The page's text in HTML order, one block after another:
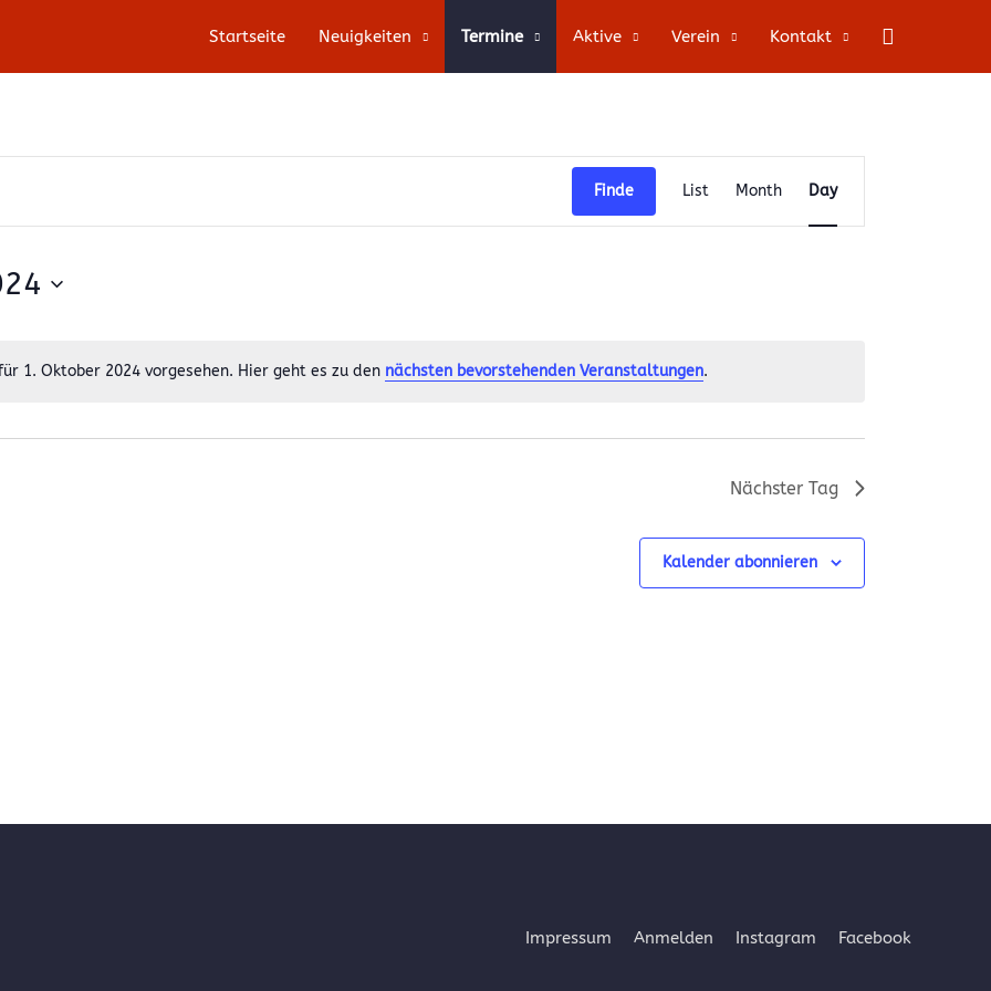
Startseite Neuigkeiten Termine Aktive Verein Kontakt Suche
Notice
1. Oktober 2024 vorgesehen. Hier geht es zu den nächsten bevorstehenden Veranstaltungen.
Finde
Veranstaltung
Ansichten-
Navigation
List Month Day
Nächster Tag
Kalender abonnieren
Impressum Anmelden Instagram Facebook